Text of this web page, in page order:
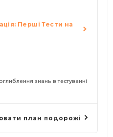
Перші Тести на
знань в тестуванні
план подорожі